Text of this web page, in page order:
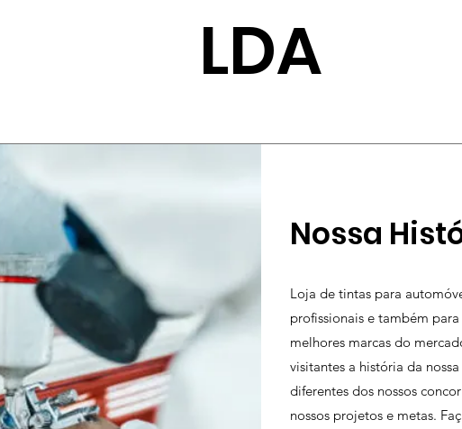
LDA
Nossa
Loja de tintas para
profissionais e também
melhores marcas do
visitantes a história da
diferentes dos nossos
nossos projetos e metas.